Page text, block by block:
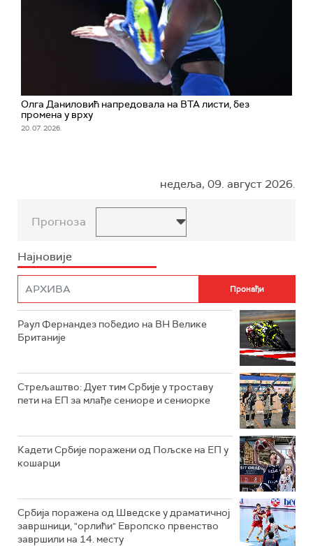
Олга Даниловић напредовала на ВТА листи, без
промена у врху
20. 07. 2026.
недеља, 09. август 2026.
Прогноза
Најновије
Раул Фернандез победио на ВН Велике
Британије
Стрељаштво: Дует тим Србије у троставу
пети на ЕП за млађе сениоре и сениорке
Кадети Србије поражени од Пољске на ЕП у
кошарци
Србија поражена од Шведске у драматичној
завршници, "орлићи" Европско првенство
завршили на 14. месту